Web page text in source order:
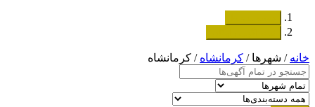
خانه / شهرها / کرمانشاه / کرمانشاه